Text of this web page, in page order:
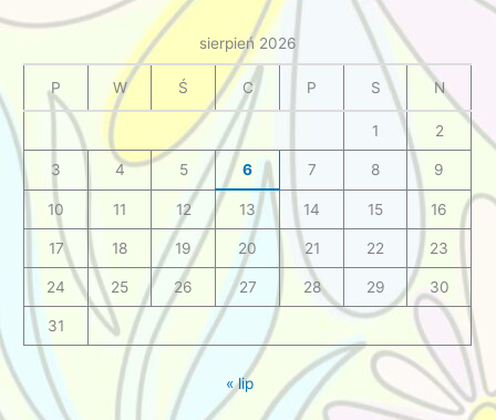
sierpień 2026
P W Ś C P S N
1 2
3 4 5 6 7 8 9
10 11 12 13 14 15 16
17 18 19 20 21 22 23
24 25 26 27 28 29 30
31
« lip